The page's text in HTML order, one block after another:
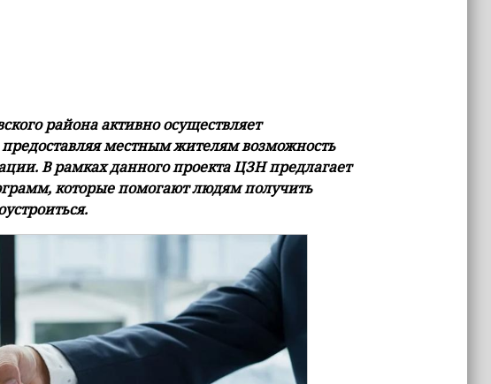
района активно осуществляет
местным жителям возможность
В рамках данного проекта ЦЗН предлагает
которые помогают людям получить